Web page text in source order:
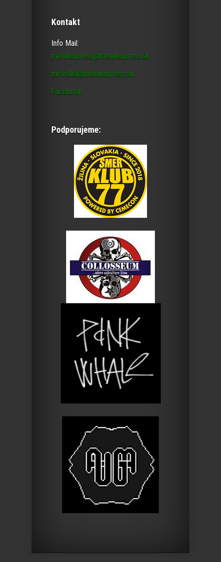
Kontakt
Info Mail:
metalexpress@metalexpress.sk
mrtvolka@metalexpress.sk
Facebook
Podporujeme: